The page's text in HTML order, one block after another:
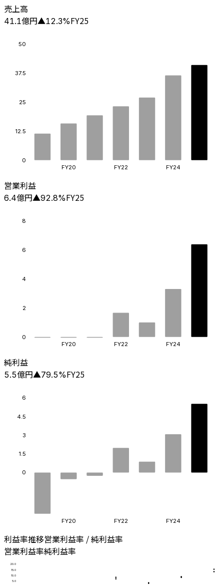
売上高
41.1億円▲12.3%FY25
0
12.5
25
37.5
50
FY20 FY22 FY24
営業利益
6.4億円▲92.8%FY25
0
2
4
6
8
FY20 FY22 FY24
純利益
5.5億円▲79.5%FY25
0
1.5
3
4.5
6
FY20 FY22 FY24
利益率推移営業利益率 / 純利益率
営業利益率純利益率
5.0
10.0
15.0
20.0